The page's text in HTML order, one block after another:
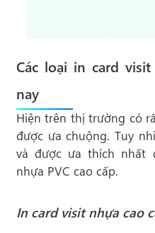
Các loại in card
nay
Hiện trên thị trường có
được ưa chuộng. Tuy
và được ưa thích nhất
nhựa PVC cao cấp.
In card visit nhựa cao